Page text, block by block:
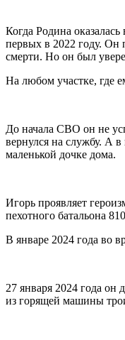
Когда Родина
первых в 2022 году. Он
смерти. Но он был
На любом участке, где
До начала СВО он не
вернулся на службу. А в
маленькой дочке дома.
Игорь проявляет
пехотного батальона
В январе 2024 года во
27 января 2024 года
из горящей машины